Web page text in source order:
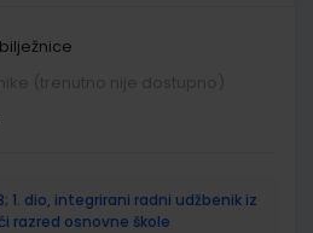
3; 1. dio, integrirani radni udžbenik iz
razred osnovne škole